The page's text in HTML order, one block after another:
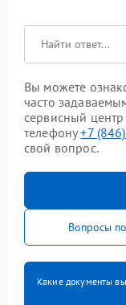
Вы можете
часто
сервисный
телефону+7
свой вопрос.
Вопросы
Какие документы